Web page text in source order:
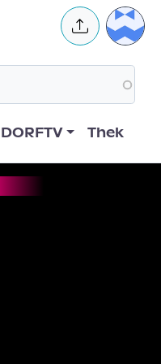
User
DORFTV Thek